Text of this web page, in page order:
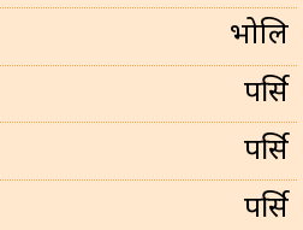
भोलि
पर्सि
पर्सि
पर्सि